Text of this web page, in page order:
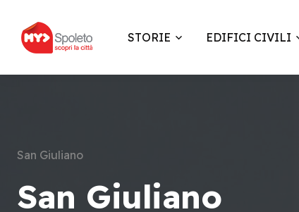
STORIE EDIFICI CIVILI
San Giuliano
San Giuliano